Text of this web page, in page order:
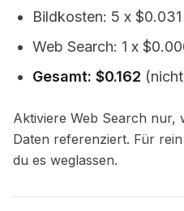
Bildkosten: 5 x
Web Search: 1 x
Gesamt: $0.162
Aktiviere Web Search nur,
Daten referenziert. Für
du es weglassen.